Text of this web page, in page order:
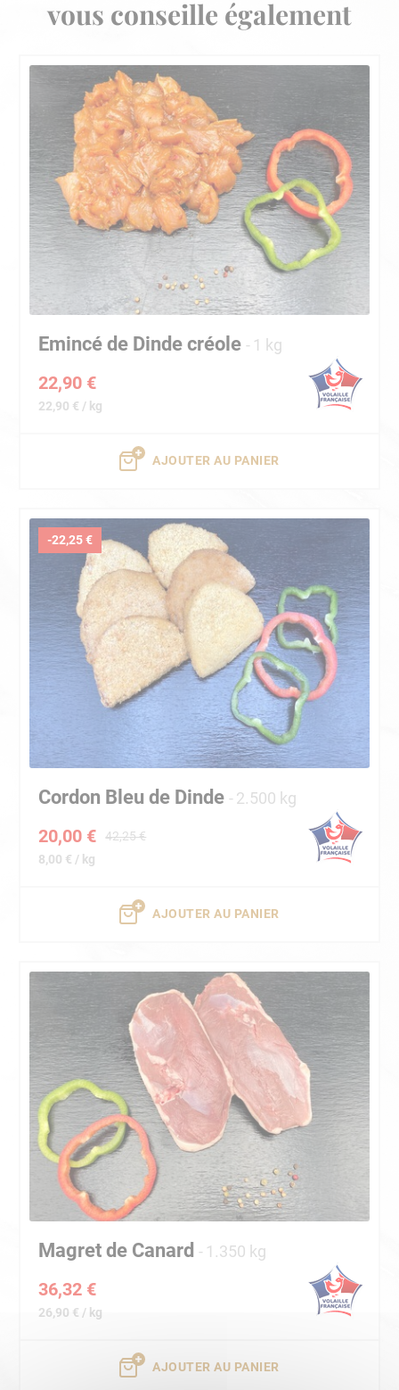
vous conseille également
Emincé de Dinde créole 1 kg
22,90 €
22,90 € / kg
AJOUTER AU PANIER
-22,25 €
Cordon Bleu de Dinde 2.500 kg
42,25 €
20,00 €
8,00 € / kg
AJOUTER AU PANIER
Magret de Canard 1.350 kg
36,32 €
26,90 € / kg
AJOUTER AU PANIER